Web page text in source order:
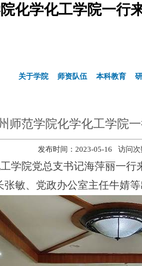
化学化工学院一行
关于学院 师资队伍 本科教育
师范学院化学化工学院
发布时间：2023-05-16 访问次
学院党总支书记海萍丽一
敏、党政办公室主任牛婧